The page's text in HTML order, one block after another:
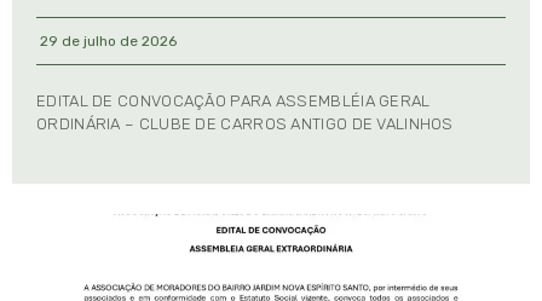
29 de julho de 2026
EDITAL DE CONVOCAÇÃO PARA ASSEMBLÉIA GERAL
ORDINÁRIA – CLUBE DE CARROS ANTIGO DE VALINHOS